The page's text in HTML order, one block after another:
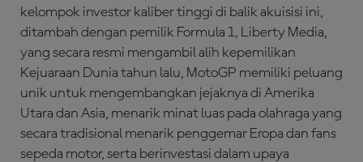
kelompok investor kaliber tinggi di balik akuisisi ini,
ditambah dengan pemilik Formula 1, Liberty Media,
yang secara resmi mengambil alih kepemilikan
Kejuaraan Dunia tahun lalu, MotoGP memiliki peluang
unik untuk mengembangkan jejaknya di Amerika
Utara dan Asia, menarik minat luas pada olahraga yang
secara tradisional menarik penggemar Eropa dan fans
sepeda motor, serta berinvestasi dalam upaya